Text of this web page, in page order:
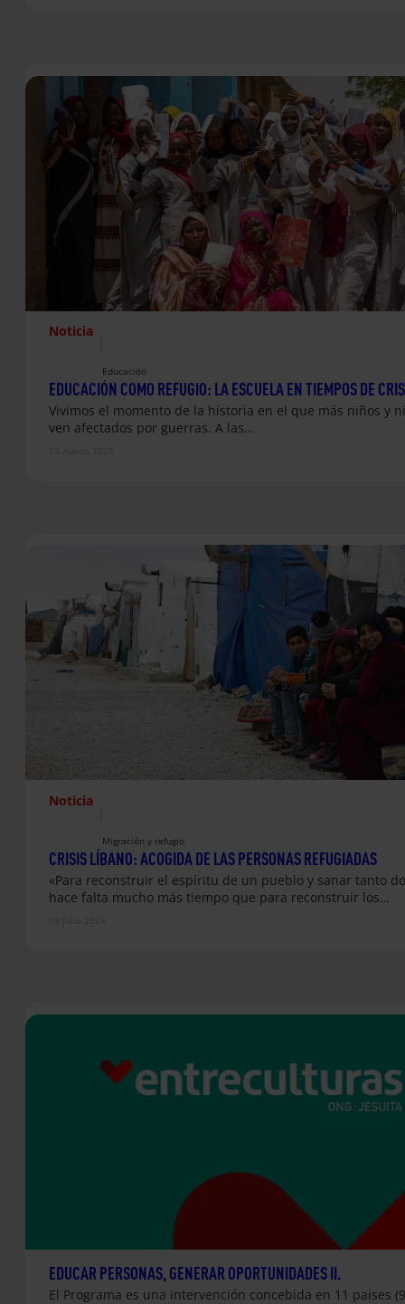
Noticia
Educación
EDUCACIÓN COMO REFUGIO: LA ESCUELA EN TIEMPOS DE
Vivimos el momento de la historia en el que más niños y
ven afectados por guerras. A las…
Noticia
Migración y refugio
CRISIS LÍBANO: ACOGIDA DE LAS PERSONAS REFUGIADAS
«Para reconstruir el espíritu de un pueblo y sanar tanto
hace falta mucho más tiempo que para reconstruir los…
EDUCAR PERSONAS, GENERAR OPORTUNIDADES II.
El Programa es una intervención concebida en 11 países